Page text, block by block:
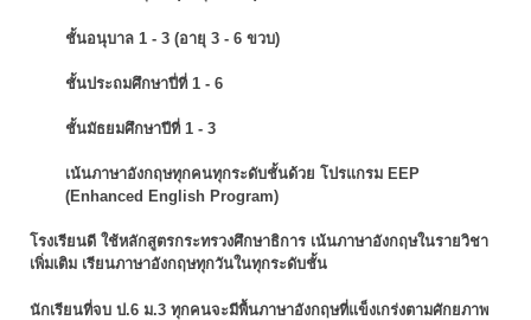
ชั้นอนุบาล 1 - 3 (อายุ 3 - 6 ขวบ)
ชั้นประถมศึกษาปี่ที่ 1 - 6
ชั้นมัธยมศึกษาปีที่ 1 - 3
เน้นภาษาอังกฤษทุกคนทุกระดับชั้นด้วย โปรแกรม EEP
(Enhanced English Program)
โรงเรียนดี ใช้หลักสูตรกระทรวงศึกษาธิการ เน้นภาษาอังกฤษในรายวิชา
เพิ่มเติม เรียนภาษาอังกฤษทุกวันในทุกระดับชั้น
นักเรียนที่จบ ป.6 ม.3 ทุกคนจะมีพื้นภาษาอังกฤษที่แข็งเกร่งตามศักยภาพ